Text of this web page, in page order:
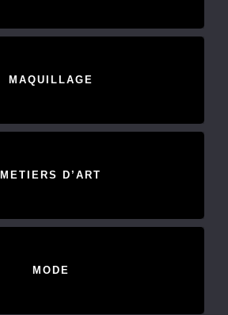
MAQUILLAGE
METIERS D’ART
MODE